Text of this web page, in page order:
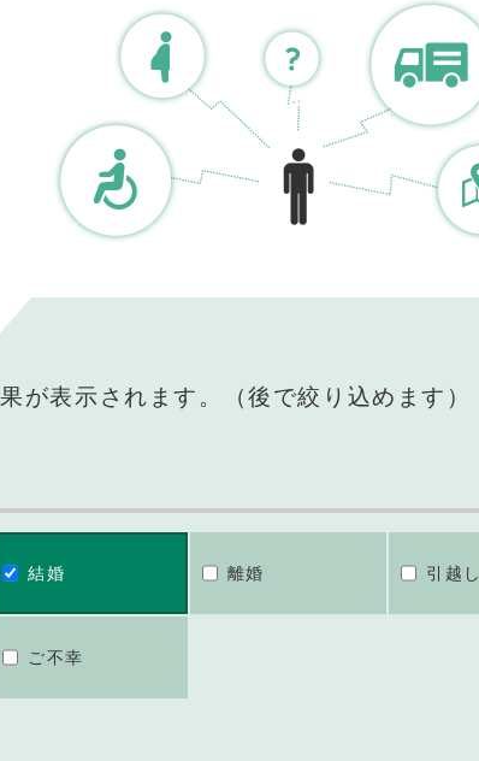
が表示されます。（後で絞り込めます）
結婚 離婚 引越し
ご不幸